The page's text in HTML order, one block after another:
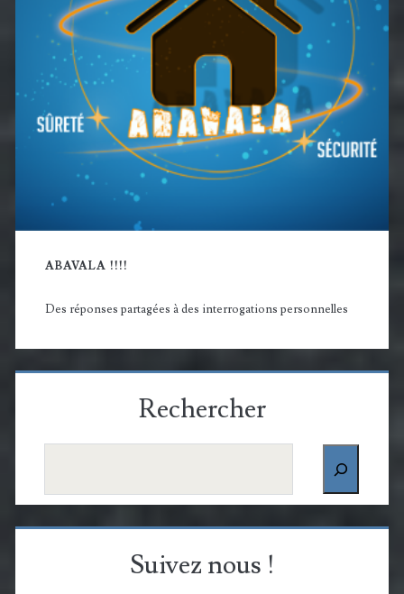
ABAVALA !!!!
Des réponses partagées à des interrogations personnelles
Rechercher
Suivez nous !